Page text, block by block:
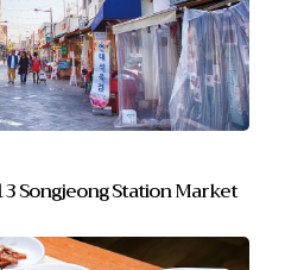
Songjeong Station Market